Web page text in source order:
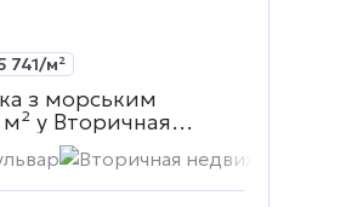
741/м²
з морським
у Вторичная
Вторичная недвижимость